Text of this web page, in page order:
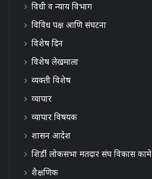
विधी व न्याय विभाग
विविध पक्ष आणि संघटना
विशेष दिन
विशेष लेखमाला
व्यक्ती विशेष
व्यापार
व्यापार विषयक
शासन आदेश
शिर्डी लोकसभा मतदार संघ विकास कामे
शैक्षणिक